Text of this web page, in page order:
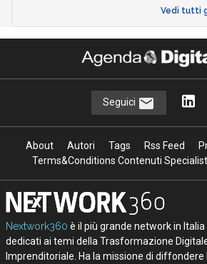
Vedi tutti
Seguici
About Autori Tags Rss Feed
Terms&Conditions Contenuti
Nextwork360 è il più grande network in
dedicati ai temi della Trasformazione
Imprenditoriale. Ha la missione di diffondere